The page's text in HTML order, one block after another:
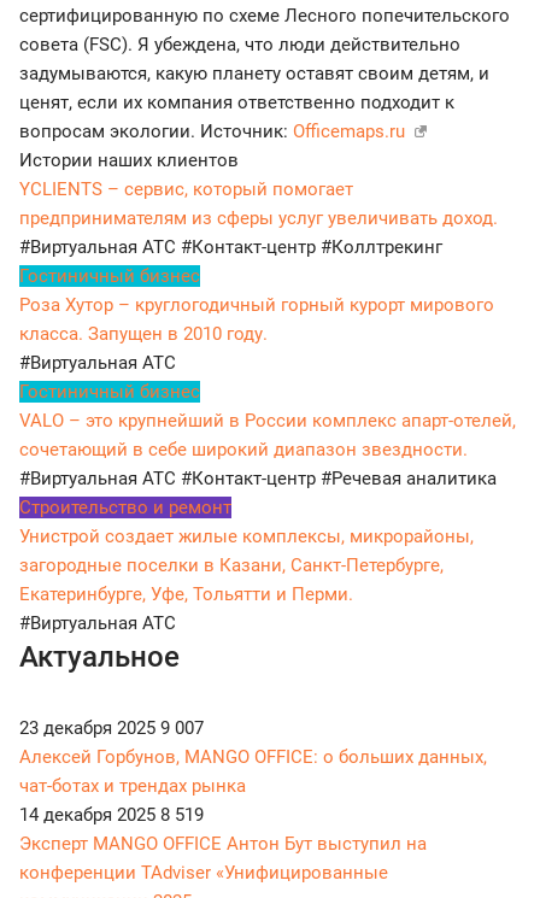
сертифицированную по схеме Лесного попечительского
совета (FSC). Я убеждена, что люди действительно
задумываются, какую планету оставят своим детям, и
ценят, если их компания ответственно подходит к
вопросам экологии. Источник: Officemaps.ru
Истории наших клиентов
YCLIENTS – сервис, который помогает
предпринимателям из сферы услуг увеличивать доход.
#Виртуальная АТС #Контакт-центр #Коллтрекинг
Гостиничный бизнес
Роза Хутор – круглогодичный горный курорт мирового
класса. Запущен в 2010 году.
#Виртуальная АТС
Гостиничный бизнес
VALO – это крупнейший в России комплекс апарт-отелей,
сочетающий в себе широкий диапазон звездности.
#Виртуальная АТС #Контакт-центр #Речевая аналитика
Строительство и ремонт
Унистрой создает жилые комплексы, микрорайоны,
загородные поселки в Казани, Санкт-Петербурге,
Екатеринбурге, Уфе, Тольятти и Перми.
#Виртуальная АТС
Актуальное
23 декабря 2025 9 007
Алексей Горбунов, MANGO OFFICE: о больших данных,
чат-ботах и трендах рынка
14 декабря 2025 8 519
Эксперт MANGO OFFICE Антон Бут выступил на
конференции TAdviser «Унифицированные